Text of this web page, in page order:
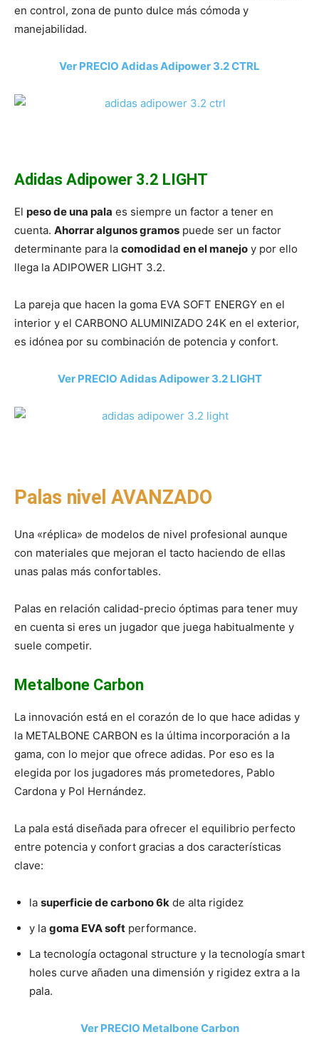
en control, zona de punto dulce más cómoda y
manejabilidad.
Ver PRECIO Adidas Adipower 3.2 CTRL
Adidas Adipower 3.2 LIGHT
El peso de una pala es siempre un factor a tener en
cuenta. Ahorrar algunos gramos puede ser un factor
determinante para la comodidad en el manejo y por ello
llega la ADIPOWER LIGHT 3.2.
La pareja que hacen la goma EVA SOFT ENERGY en el
interior y el CARBONO ALUMINIZADO 24K en el exterior,
es idónea por su combinación de potencia y confort.
Ver PRECIO Adidas Adipower 3.2 LIGHT
Palas nivel AVANZADO
Una «réplica» de modelos de nivel profesional aunque
con materiales que mejoran el tacto haciendo de ellas
unas palas más confortables.
Palas en relación calidad-precio óptimas para tener muy
en cuenta si eres un jugador que juega habitualmente y
suele competir.
Metalbone Carbon
La innovación está en el corazón de lo que hace adidas y
la METALBONE CARBON es la última incorporación a la
gama, con lo mejor que ofrece adidas. Por eso es la
elegida por los jugadores más prometedores, Pablo
Cardona y Pol Hernández.
La pala está diseñada para ofrecer el equilibrio perfecto
entre potencia y confort gracias a dos características
clave:
la superficie de carbono 6k de alta rigidez
y la goma EVA soft performance.
La tecnología octagonal structure y la tecnología smart
holes curve añaden una dimensión y rigidez extra a la
pala.
Ver PRECIO Metalbone Carbon